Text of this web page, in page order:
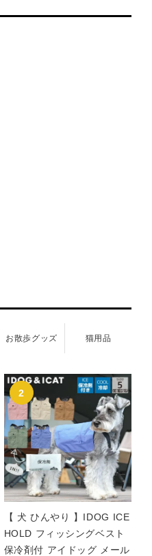
お散歩グッズ 猫用品
【 犬 ひんやり 】IDOG ICE
HOLD フィッシングベスト
保冷剤付 アイドッグ メール